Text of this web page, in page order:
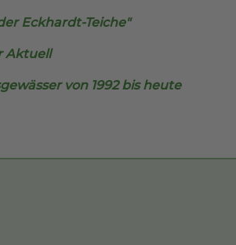
Eckhardt-Teiche"
Aktuell
von 1992 bis heute